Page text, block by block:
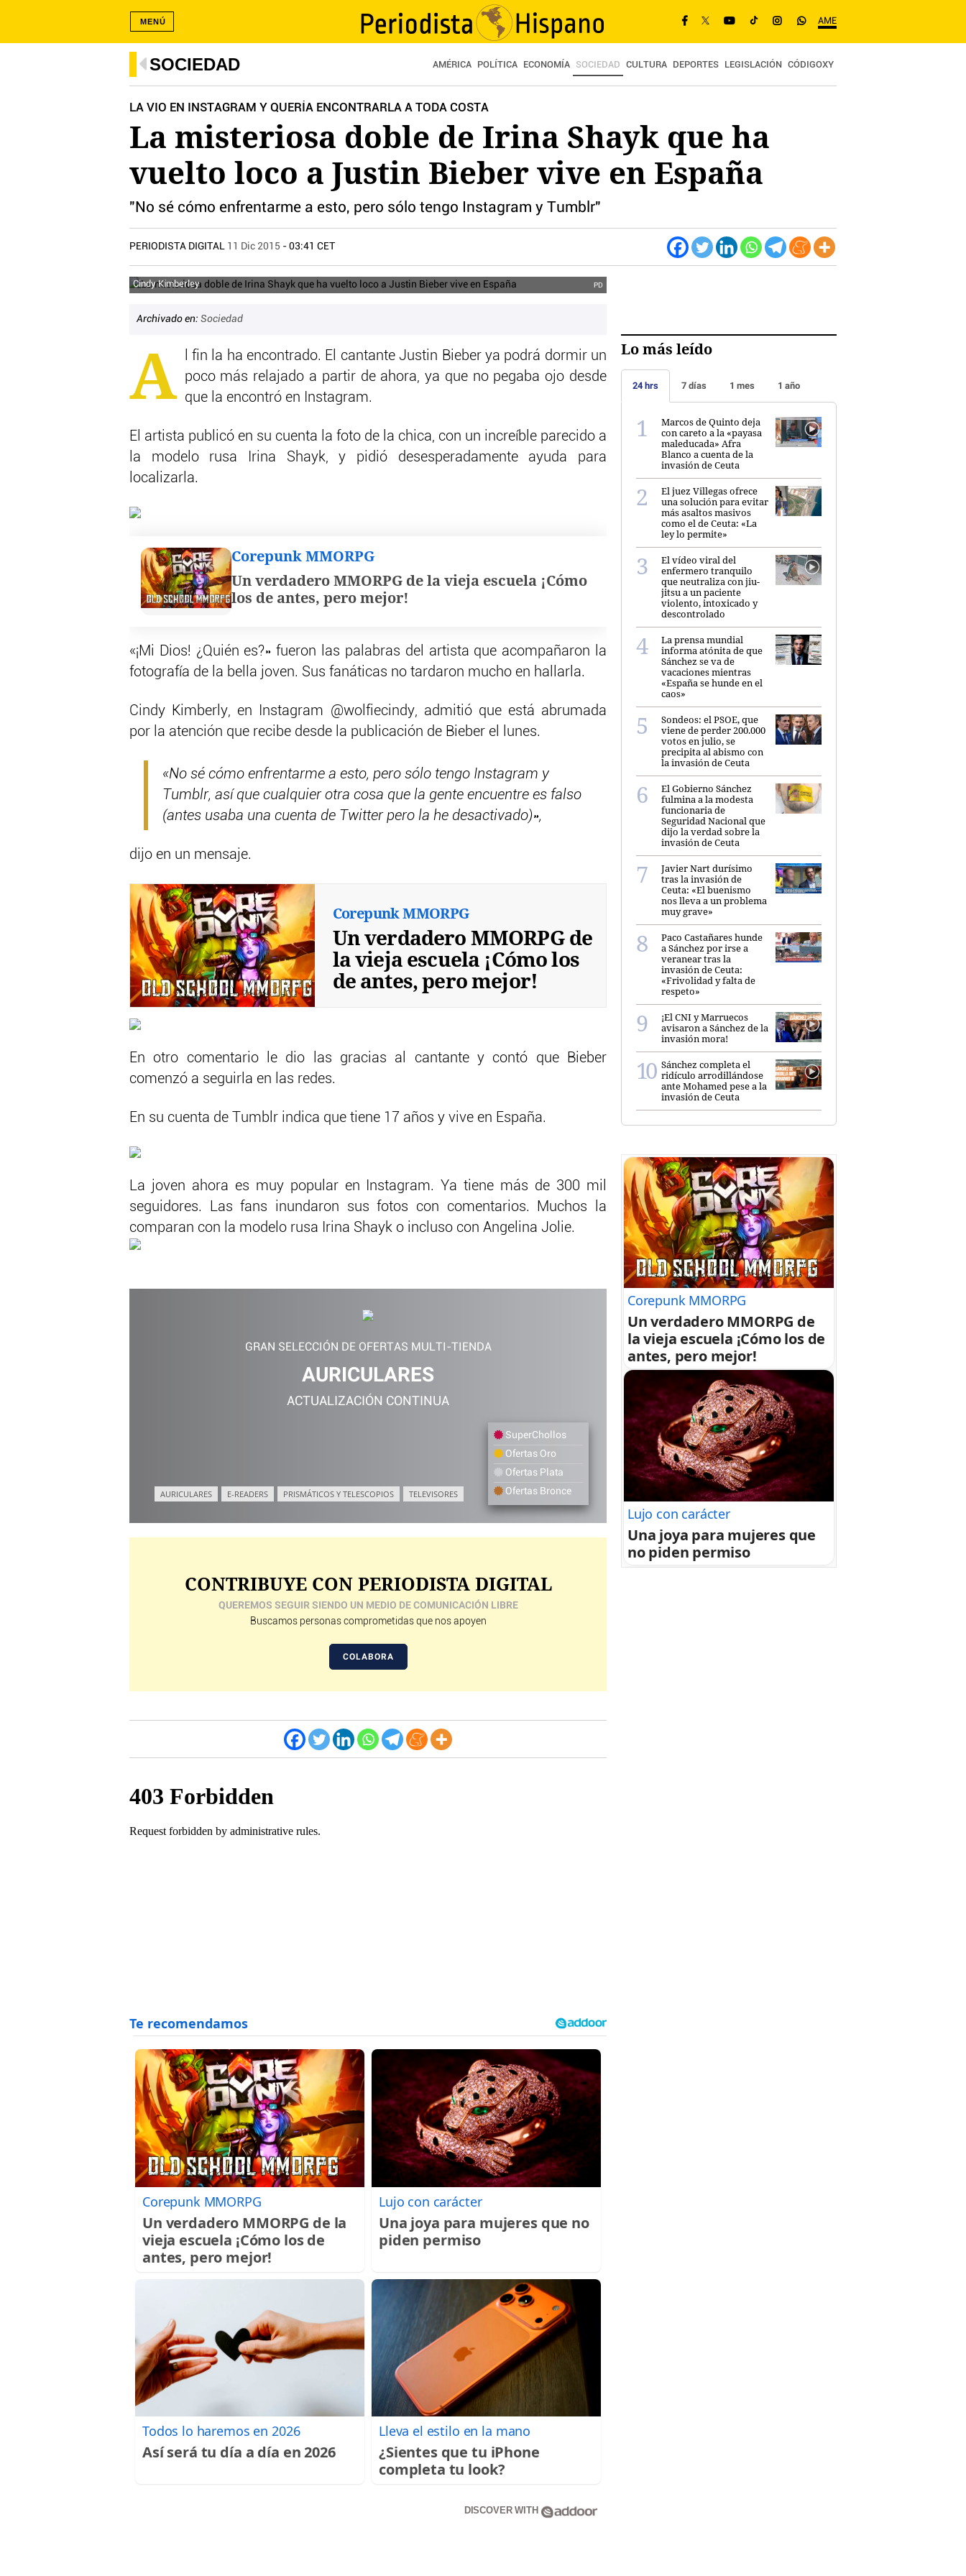
AME
MENÚ
SOCIEDAD AMÉRICA POLÍTICA ECONOMÍA SOCIEDAD CULTURA DEPORTES LEGISLACIÓN CÓDIGOXY
LA VIO EN INSTAGRAM Y QUERÍA ENCONTRARLA A TODA COSTA
La misteriosa doble de Irina Shayk que ha
vuelto loco a Justin Bieber vive en España
"No sé cómo enfrentarme a esto, pero sólo tengo Instagram y Tumblr"
PERIODISTA DIGITAL 11 Dic 2015 - 03:41 CET
Cindy Kimberley PD
Archivado en: Sociedad
A
l fin la ha encontrado. El cantante Justin Bieber ya podrá dormir un
poco más relajado a partir de ahora, ya que no pegaba ojo desde
que la encontró en Instagram.
El artista publicó en su cuenta la foto de la chica, con un increíble parecido a
la modelo rusa Irina Shayk, y pidió desesperadamente ayuda para
localizarla.
Corepunk MMORPG
Un verdadero MMORPG de la vieja escuela ¡Cómo
los de antes, pero mejor!
«¡Mi Dios! ¿Quién es?» fueron las palabras del artista que acompañaron la
fotografía de la bella joven. Sus fanáticas no tardaron mucho en hallarla.
Cindy Kimberly, en Instagram @wolfiecindy, admitió que está abrumada
por la atención que recibe desde la publicación de Bieber el lunes.
«No sé cómo enfrentarme a esto, pero sólo tengo Instagram y
Tumblr, así que cualquier otra cosa que la gente encuentre es falso
(antes usaba una cuenta de Twitter pero la he desactivado)»,
dijo en un mensaje.
Corepunk MMORPG
Un verdadero MMORPG de
la vieja escuela ¡Cómo los
de antes, pero mejor!
En otro comentario le dio las gracias al cantante y contó que Bieber
comenzó a seguirla en las redes.
En su cuenta de Tumblr indica que tiene 17 años y vive en España.
La joven ahora es muy popular en Instagram. Ya tiene más de 300 mil
seguidores. Las fans inundaron sus fotos con comentarios. Muchos la
comparan con la modelo rusa Irina Shayk o incluso con Angelina Jolie.
GRAN SELECCIÓN DE OFERTAS MULTI-TIENDA
AURICULARES
ACTUALIZACIÓN CONTINUA
AURICULARES E-READERS PRISMÁTICOS Y TELESCOPIOS TELEVISORES
SuperChollos
Ofertas Oro
Ofertas Plata
Ofertas Bronce
CONTRIBUYE CON PERIODISTA DIGITAL
QUEREMOS SEGUIR SIENDO UN MEDIO DE COMUNICACIÓN LIBRE
Buscamos personas comprometidas que nos apoyen
COLABORA
Corepunk MMORPG
Un verdadero MMORPG de la
vieja escuela ¡Cómo los de
antes, pero mejor!
Lujo con carácter
Una joya para mujeres que no
piden permiso
Todos lo haremos en 2026
Así será tu día a día en 2026
Lleva el estilo en la mano
¿Sientes que tu iPhone
completa tu look?
DISCOVER WITH
Lo más leído
24 hrs 7 días 1 mes 1 año
Marcos de Quinto deja
con careto a la «payasa
maleducada» Afra
Blanco a cuenta de la
invasión de Ceuta
El juez Villegas ofrece
una solución para evitar
más asaltos masivos
como el de Ceuta: «La
ley lo permite»
El vídeo viral del
enfermero tranquilo
que neutraliza con jiu-
jitsu a un paciente
violento, intoxicado y
descontrolado
La prensa mundial
informa atónita de que
Sánchez se va de
vacaciones mientras
«España se hunde en el
caos»
Sondeos: el PSOE, que
viene de perder 200.000
votos en julio, se
precipita al abismo con
la invasión de Ceuta
El Gobierno Sánchez
fulmina a la modesta
funcionaria de
Seguridad Nacional que
dijo la verdad sobre la
invasión de Ceuta
Javier Nart durísimo
tras la invasión de
Ceuta: «El buenismo
nos lleva a un problema
muy grave»
Paco Castañares hunde
a Sánchez por irse a
veranear tras la
invasión de Ceuta:
«Frivolidad y falta de
respeto»
¡El CNI y Marruecos
avisaron a Sánchez de la
invasión mora!
Sánchez completa el
ridículo arrodillándose
ante Mohamed pese a la
invasión de Ceuta
Corepunk MMORPG
Un verdadero MMORPG de
la vieja escuela ¡Cómo los de
antes, pero mejor!
Lujo con carácter
Una joya para mujeres que
no piden permiso